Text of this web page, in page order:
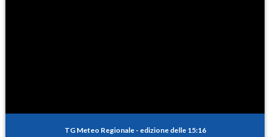
TG Meteo Regionale - edizione delle 15:16